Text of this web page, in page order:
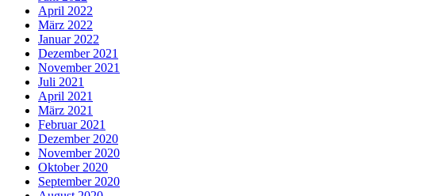
April 2022
März 2022
Januar 2022
Dezember 2021
November 2021
Juli 2021
April 2021
März 2021
Februar 2021
Dezember 2020
November 2020
Oktober 2020
September 2020